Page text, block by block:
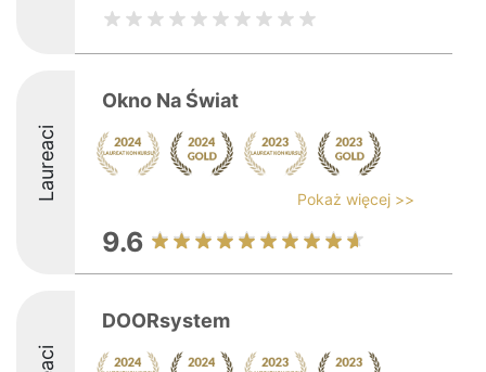
Laureaci
Okno Na Świat
Pokaż więcej >>
9.6
DOORsystem